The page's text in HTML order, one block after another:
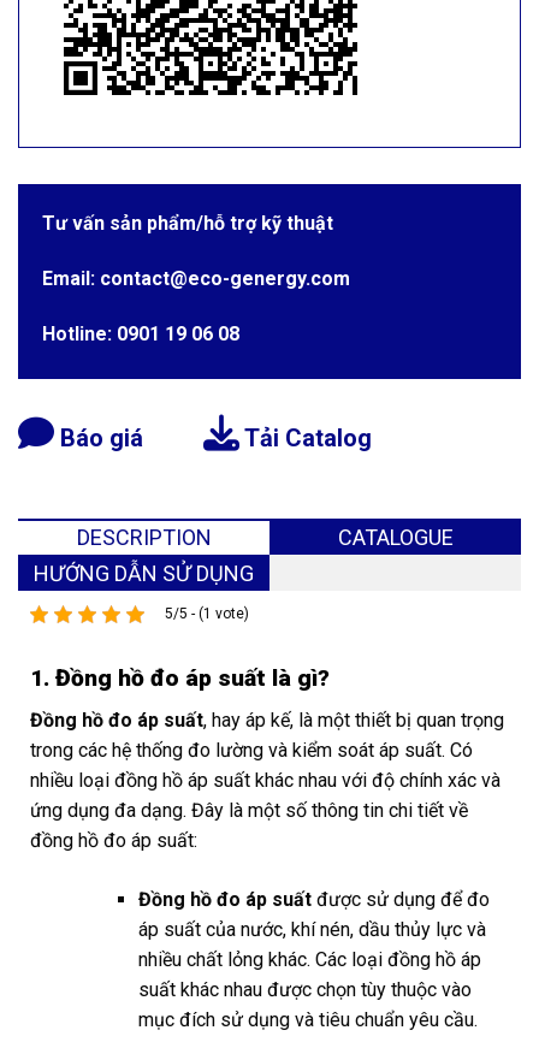
Tư vấn sản phẩm/hỗ trợ kỹ thuật
Email: contact@eco-genergy.com
Hotline: 0901 19 06 08
Báo giá Tải Catalog
DESCRIPTION
CATALOGUE
HƯỚNG DẪN SỬ DỤNG
5/5 - (1 vote)
1. Đồng hồ đo áp suất là gì?
Đồng hồ đo áp suất, hay áp kế, là một thiết bị quan trọng
trong các hệ thống đo lường và kiểm soát áp suất. Có
nhiều loại đồng hồ áp suất khác nhau với độ chính xác và
ứng dụng đa dạng. Đây là một số thông tin chi tiết về
đồng hồ đo áp suất:
Đồng hồ đo áp suấtđược sử dụng để đo
áp suất của nước, khí nén, dầu thủy lực và
nhiều chất lỏng khác. Các loại đồng hồ áp
suất khác nhau được chọn tùy thuộc vào
mục đích sử dụng và tiêu chuẩn yêu cầu.